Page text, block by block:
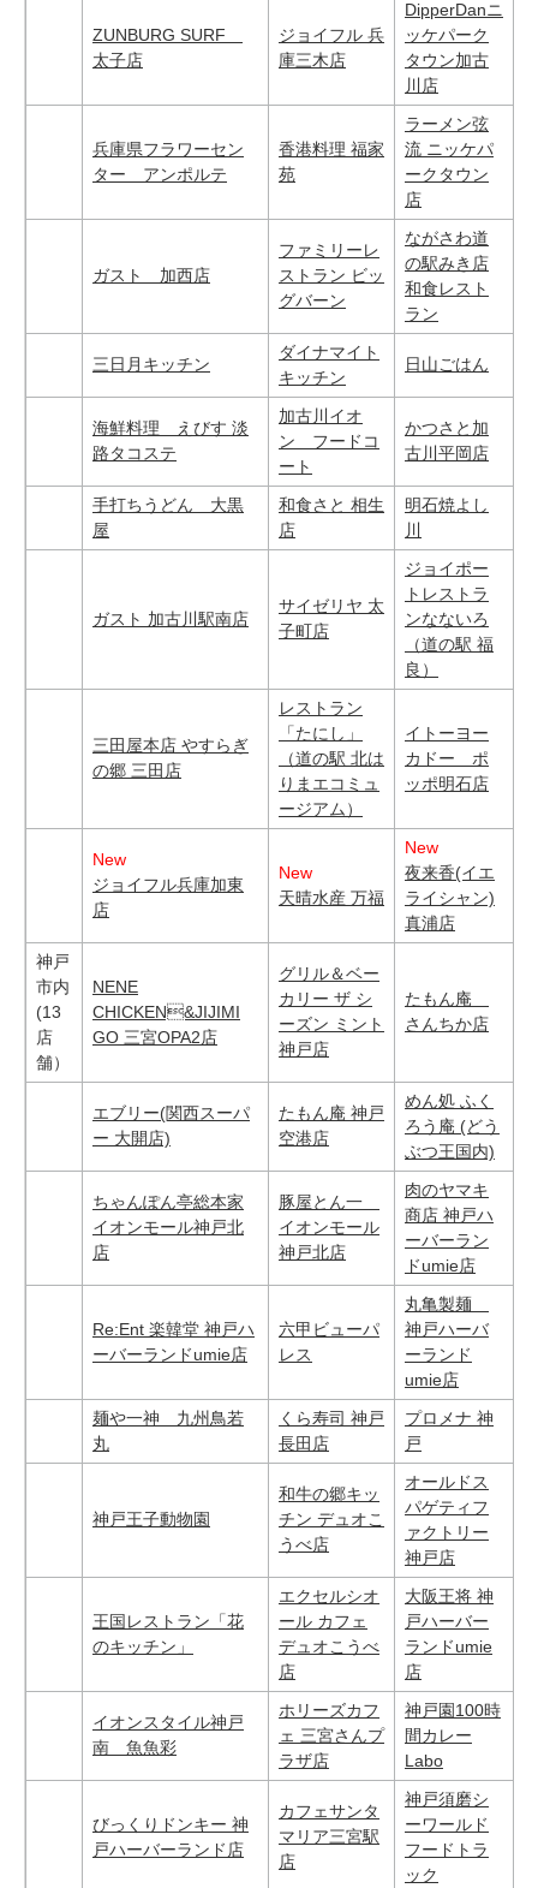
ZUNBURG SURF
太子店
ジョイフル 兵
庫三木店
DipperDanニ
ッケパーク
タウン加古
川店
兵庫県フラワーセン
ター アンポルテ
香港料理 福家
苑
ラーメン弦
流 ニッケパ
ークタウン
店
ガスト 加西店
ファミリーレ
ストラン ビッ
グバーン
ながさわ道
の駅みき店
和食レスト
ラン
三日月キッチン
ダイナマイト
キッチン
日山ごはん
海鮮料理 えびす 淡
路タコステ
加古川イオ
ン フードコ
ート
かつさと加
古川平岡店
手打ちうどん 大黒
屋
和食さと 相生
店
明石焼よし
川
ガスト 加古川駅南店
サイゼリヤ 太
子町店
ジョイポー
トレストラ
ンなないろ
（道の駅 福
良）
三田屋本店 やすらぎ
の郷 三田店
レストラン
「たにし」
（道の駅 北は
りまエコミュ
ージアム）
イトーヨー
カドー ポ
ッポ明石店
New
ジョイフル兵庫加東
店
New
天晴水産 万福
New
夜来香(イエ
ライシャン)
真浦店
神戸
市内
(13
店
舗）
NENE
CHICKEN&JIJIMI
GO 三宮OPA2店
グリル＆ベー
カリー ザ シ
ーズン ミント
神戸店
たもん庵
さんちか店
エブリー(関西スーパ
ー 大開店)
たもん庵 神戸
空港店
めん処 ふく
ろう庵 (どう
ぶつ王国内)
ちゃんぽん亭総本家
イオンモール神戸北
店
豚屋とん一
イオンモール
神戸北店
肉のヤマキ
商店 神戸ハ
ーバーラン
ドumie店
Re:Ent 楽韓堂 神戸ハ
ーバーランドumie店
六甲ビューパ
レス
丸亀製麺
神戸ハーバ
ーランド
umie店
麺や一神 九州鳥若
丸
くら寿司 神戸
長田店
プロメナ 神
戸
神戸王子動物園
和牛の郷キッ
チン デュオこ
うべ店
オールドス
パゲティフ
ァクトリー
神戸店
王国レストラン「花
のキッチン」
エクセルシオ
ール カフェ
デュオこうべ
店
大阪王将 神
戸ハーバー
ランドumie
店
イオンスタイル神戸
南 魚魚彩
ホリーズカフ
ェ 三宮さんプ
ラザ店
神戸園100時
間カレー
Labo
びっくりドンキー 神
戸ハーバーランド店
カフェサンタ
マリア三宮駅
店
神戸須磨シ
ーワールド
フードトラ
ック